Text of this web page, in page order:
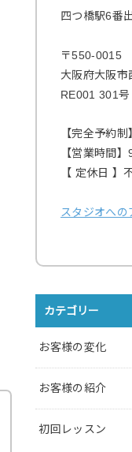
四つ橋駅6番
〒550-0015
大阪府大阪市
RE001 301号
【完全予約制
【営業時間
【 定休日 】
スタジオへの
カテゴリー
お客様の変化
お客様の紹介
初回レッスン